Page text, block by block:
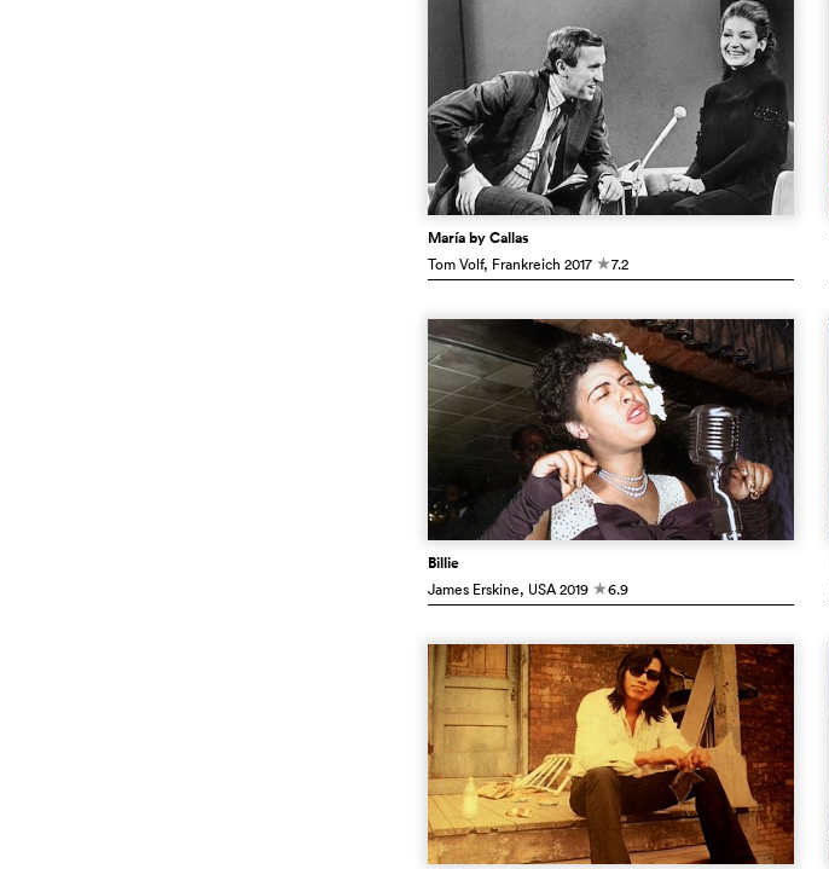
María by Callas
Tom Volf, Frankreich 2017 c7.2
Billie
James Erskine, USA2019 c6.9